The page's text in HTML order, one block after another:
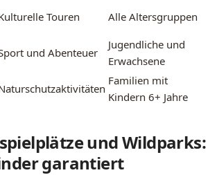
Touren Alle Altersgruppen
und Abenteuer
Jugendliche und
Erwachsene
Familien mit
Kindern 6+ Jahre
und Wildparks:
garantiert